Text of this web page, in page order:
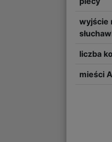
wyjście
liczba
mieści